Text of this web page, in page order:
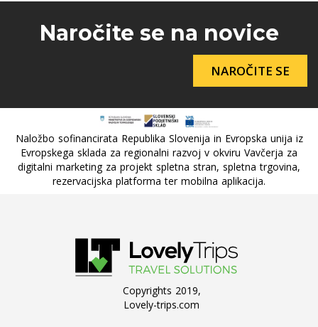
Naročite se na novice
NAROČITE SE
Naložbo sofinancirata Republika Slovenija in Evropska unija iz
Evropskega sklada za regionalni razvoj v okviru Vavčerja za
digitalni marketing za projekt spletna stran, spletna trgovina,
rezervacijska platforma ter mobilna aplikacija.
Copyrights 2019,
Lovely-trips.com